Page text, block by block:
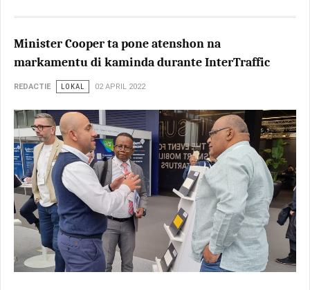
Minister Cooper ta pone atenshon na
markamentu di kaminda durante InterTraffic
REDACTIE LOKAL 02 APRIL 2022